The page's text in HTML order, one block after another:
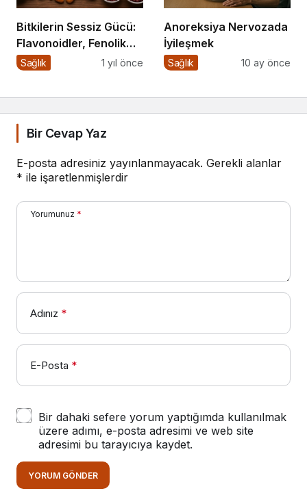
Bitkilerin Sessiz Gücü:
Flavonoidler, Fenolik
Asitler ve Diğer
Sağlık 1 yıl önce
Anoreksiya Nervozada
İyileşmek
Sağlık 10 ay önce
Bir Cevap Yaz
E-posta adresiniz yayınlanmayacak. Gerekli alanlar
* ile işaretlenmişlerdir
Yorumunuz *
Adınız *
E-Posta *
Bir dahaki sefere yorum yaptığımda kullanılmak
üzere adımı, e-posta adresimi ve web site
adresimi bu tarayıcıya kaydet.
YORUM GÖNDER